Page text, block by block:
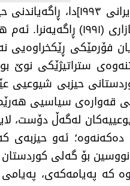
بەرلە (٣٣) ساڵ، لە
قۆناغی پاش ڕاپەڕینی
یان فۆرمێكی
ستراتیژێكی نوێ
حیزبی شیوعیی
قەوارەی سیاسیی
شیوعییەكان لەگەڵ
دەكەنەوە؛ ئەو
بۆ گەلی
كە پەیامەكەی،